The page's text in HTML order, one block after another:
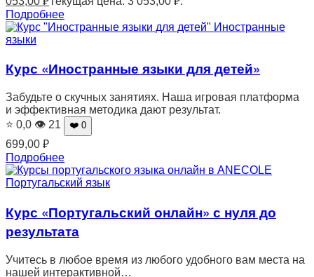
Подробнее
Иностранные
языки
Курс «Иностранные языки для детей»
Забудьте о скучных занятиях. Наша игровая платформа
и эффективная методика дают результат.
⭐ 0,0 👁 21 ❤️ 0
699,00 ₽
Подробнее
Португальский язык
Курс «Португальский онлайн» с нуля до
результата
Учитесь в любое время из любого удобного вам места на
нашей интерактивной…